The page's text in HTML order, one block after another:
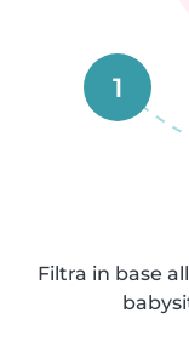
1
Filtra in base